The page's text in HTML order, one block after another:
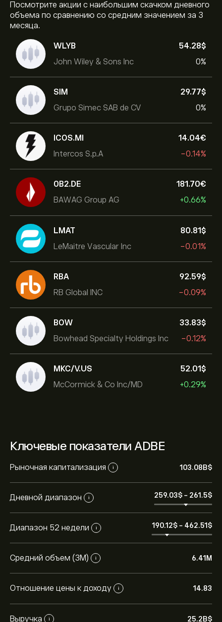
Посмотрите акции с наибольшим скачком дневного
объема по сравнению со средним значением за 3
месяца.
WLYB
John Wiley & Sons Inc
54.28‎$‎
0%
SIM
Grupo Simec SAB de CV
29.77‎$‎
0%
ICOS.MI
Intercos S.p.A
14.04‎€‎
-0.14%
0B2.DE
BAWAG Group AG
181.70‎€‎
+0.66%
LMAT
LeMaitre Vascular Inc
80.81‎$‎
-0.01%
RBA
RB Global INC
92.59‎$‎
-0.09%
BOW
Bowhead Specialty Holdings Inc
33.83‎$‎
-0.12%
MKC/V.US
McCormick & Co Inc/MD
52.01‎$‎
+0.29%
Ключевые показатели ADBE
Рыночная капитализация i 103.08B‎$‎
Дневной диапазон i 259.03‎$‎ - 261.5‎$‎
Диапазон 52 недели i 190.12‎$‎ - 462.51‎$‎
Средний объем (3М) i 6.41M
Отношение цены к доходу i 14.83
Выручка i 25.2B‎$‎